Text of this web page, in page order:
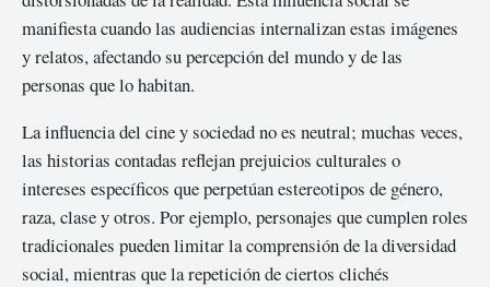
manifiesta cuando las audiencias internalizan estas imágenes
y relatos, afectando su percepción del mundo y de las
personas que lo habitan.
La influencia del cine y sociedad no es neutral; muchas veces,
las historias contadas reflejan prejuicios culturales o
intereses específicos que perpetúan estereotipos de género,
raza, clase y otros. Por ejemplo, personajes que cumplen roles
tradicionales pueden limitar la comprensión de la diversidad
social, mientras que la repetición de ciertos clichés